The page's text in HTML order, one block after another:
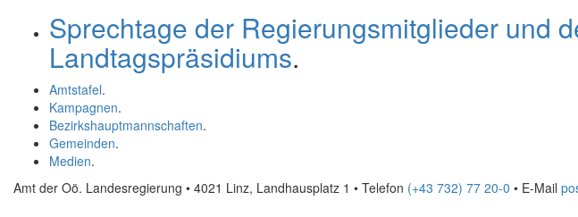
Sprechtage der Regierungsmitglieder und
Landtagspräsidiums.
Amtstafel.
Kampagnen.
Bezirkshauptmannschaften.
Gemeinden.
Medien.
Amt der Oö. Landesregierung • 4021 Linz, Landhausplatz 1 • Telefon (+43 732) 77 20-0 • E-Mail